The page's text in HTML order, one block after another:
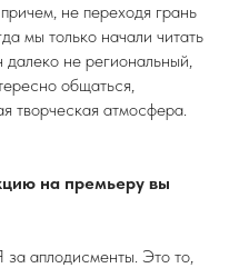
не переходя грань
мы только начали читать
далеко не региональный,
общаться,
творческая атмосфера.
на премьеру вы
аплодисменты. Это то,